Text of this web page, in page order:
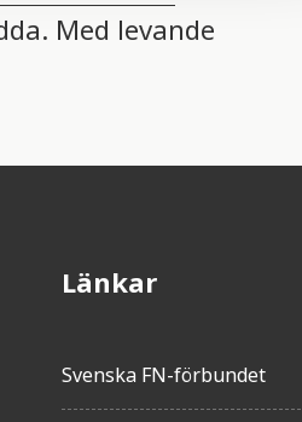
Med levande
Länkar
Svenska FN-förbundet